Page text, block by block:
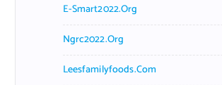
E-Smart2022.org
Ngrc2022.org
Leesfamilyfoods.com